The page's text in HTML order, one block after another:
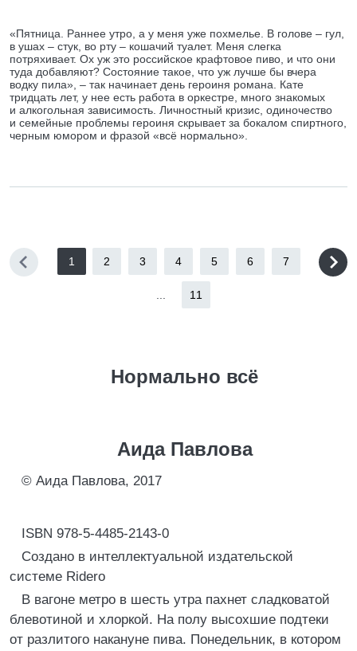
«Пятница. Раннее утро, а у меня уже похмелье. В голове – гул,
в ушах – стук, во рту – кошачий туалет. Меня слегка
потряхивает. Ох уж это российское крафтовое пиво, и что они
туда добавляют? Состояние такое, что уж лучше бы вчера
водку пила», – так начинает день героиня романа. Кате
тридцать лет, у нее есть работа в оркестре, много знакомых
и алкогольная зависимость. Личностный кризис, одиночество
и семейные проблемы героиня скрывает за бокалом спиртного,
черным юмором и фразой «всё нормально».
1 2 3 4 5 6 7
11
Нормально всё
Аида Павлова
© Аида Павлова, 2017
ISBN 978-5-4485-2143-0
Создано в интеллектуальной издательской
системе Ridero
В вагоне метро в шесть утра пахнет сладковатой
блевотиной и хлоркой. На полу высохшие подтеки
от разлитого накануне пива. Понедельник, в котором